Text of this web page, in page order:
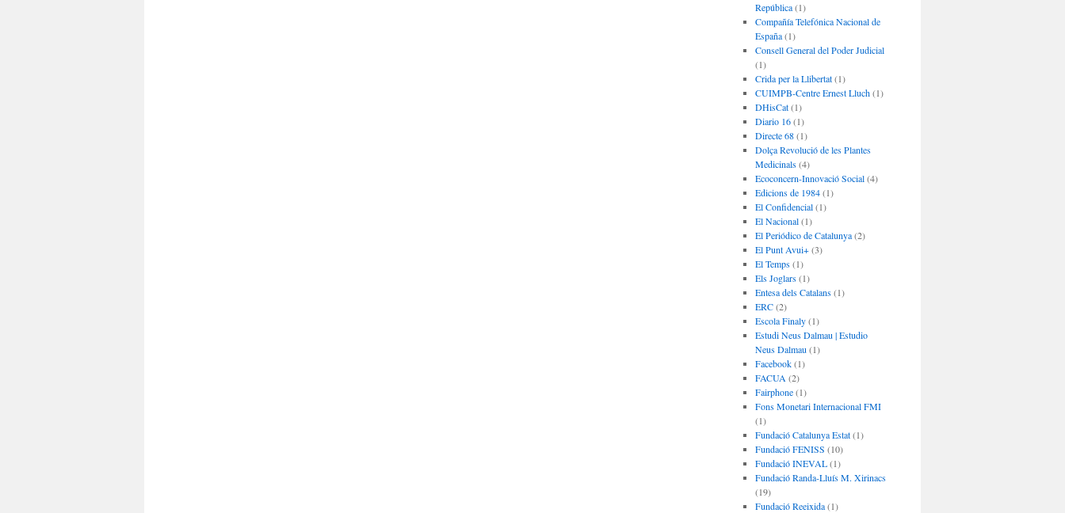
República(1)
Compañía Telefónica Nacional de
España(1)
Consell General del Poder Judicial
(1)
Crida per la Llibertat(1)
CUIMPB-Centre Ernest Lluch(1)
DHisCat(1)
Diario 16(1)
Directe 68(1)
Dolça Revolució de les Plantes
Medicinals(4)
Ecoconcern-Innovació Social(4)
Edicions de 1984(1)
El Confidencial(1)
El Nacional(1)
El Periódico de Catalunya(2)
El Punt Avui+(3)
El Temps(1)
Els Joglars(1)
Entesa dels Catalans(1)
ERC(2)
Escola Finaly(1)
Estudi Neus Dalmau | Estudio
Neus Dalmau (1)
Facebook(1)
FACUA (2)
Fairphone(1)
Fons Monetari Internacional FMI
(1)
Fundació Catalunya Estat(1)
Fundació FENISS (10)
Fundació INEVAL(1)
Fundació Randa-Lluís M. Xirinacs
(19)
Fundació Reeixida(1)